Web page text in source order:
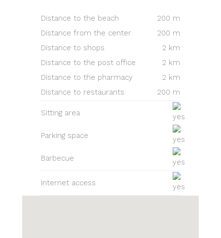
Distance to the beach
200 m
Distance from the center
200 m
Distance to shops
2 km
Distance to the post office
2 km
Distance to the pharmacy
2 km
Distance to restaurants
200 m
Sitting area
Parking space
Barbecue
Internet access